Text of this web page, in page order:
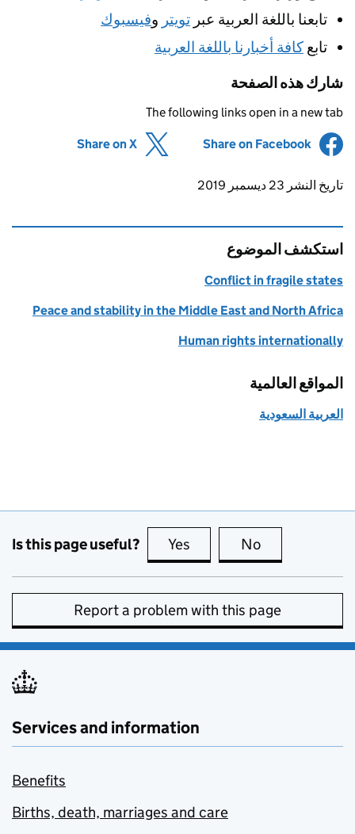
تابعنا باللغة العربية عبر تويتر وفيسبوك
تابع كافة أخبارنا باللغة العربية
شارك هذه الصفحة
The following links open in a new tab
Share on Facebook
Share on X
Updates to this page
تاريخ النشر 23 ديسمبر 2019
استكشف الموضوع
Conflict in fragile states
Peace and stability in the Middle East and North Africa
Human rights internationally
المواقع العالمية
العربية السعودية
Is this page useful? Yes this page is useful
No
Report a problem with this page
Services and information
Benefits
Births, death, marriages and care